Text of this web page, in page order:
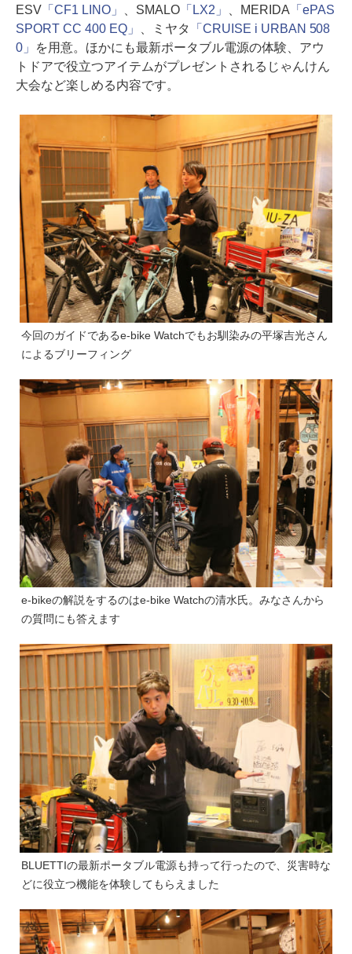
ESV「CF1 LINO」 、SMALO「LX2」 、MERIDA 「ePAS
SPORT CC 400 EQ」
、ミヤタ
「CRUISE i URBAN 508
0」
を用意。ほかにも最新ポータブル電源の体験、アウ
トドアで役立つアイテムがプレゼントされるじゃんけん
大会など楽しめる内容です。
今回のガイドであるe-bike Watchでもお馴染みの平塚吉光さん
によるブリーフィング
e-bikeの解説をするのはe-bike Watchの清水氏。みなさんから
の質問にも答えます
BLUETTIの最新ポータブル電源も持って行ったので、災害時な
どに役立つ機能を体験してもらえました